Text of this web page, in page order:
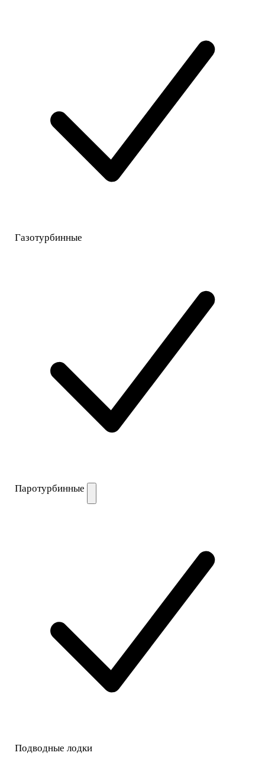
Газотурбинные
Паротурбинные
Подводные лодки